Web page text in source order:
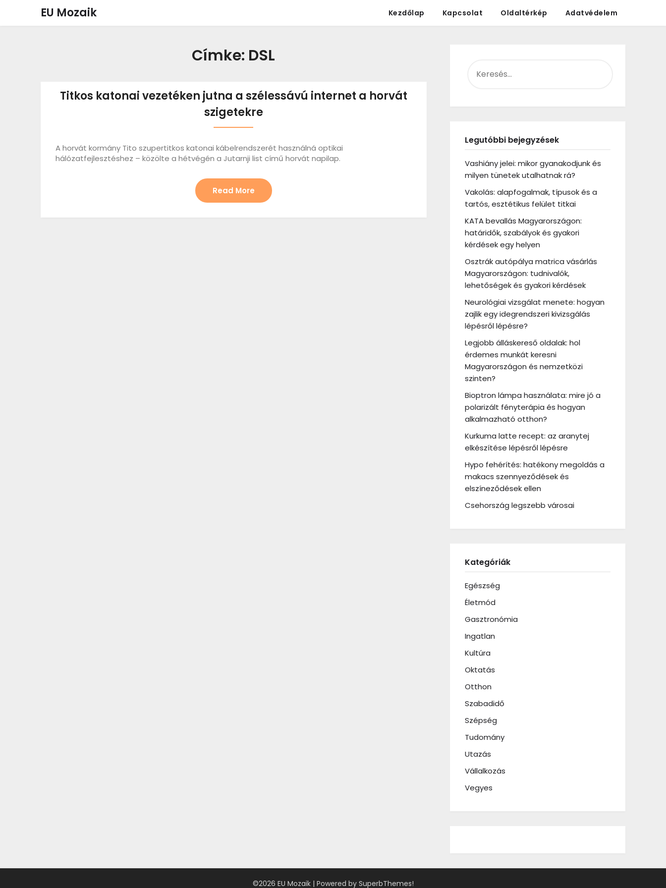
EU Mozaik Kezdőlap Kapcsolat Oldaltérkép Adatvédelem
Címke: DSL
Titkos katonai vezetéken jutna a szélessávú internet a horvát
szigetekre
A horvát kormány Tito szupertitkos katonai kábelrendszerét használná optikai
hálózatfejlesztéshez – közölte a hétvégén a Jutarnji list című horvát napilap.
Read More
Legutóbbi bejegyzések
Vashiány jelei: mikor gyanakodjunk és
milyen tünetek utalhatnak rá?
Vakolás: alapfogalmak, típusok és a
tartós, esztétikus felület titkai
KATA bevallás Magyarországon:
határidők, szabályok és gyakori
kérdések egy helyen
Osztrák autópálya matrica vásárlás
Magyarországon: tudnivalók,
lehetőségek és gyakori kérdések
Neurológiai vizsgálat menete: hogyan
zajlik egy idegrendszeri kivizsgálás
lépésről lépésre?
Legjobb álláskereső oldalak: hol
érdemes munkát keresni
Magyarországon és nemzetközi
szinten?
Bioptron lámpa használata: mire jó a
polarizált fényterápia és hogyan
alkalmazható otthon?
Kurkuma latte recept: az aranytej
elkészítése lépésről lépésre
Hypo fehérítés: hatékony megoldás a
makacs szennyeződések és
elszíneződések ellen
Csehország legszebb városai
Kategóriák
Egészség
Életmód
Gasztronómia
Ingatlan
Kultúra
Oktatás
Otthon
Szabadidő
Szépség
Tudomány
Utazás
Vállalkozás
Vegyes
©2026 EU Mozaik | Powered by SuperbThemes!